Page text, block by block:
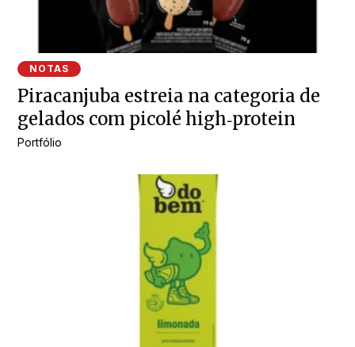
NOTAS
Piracanjuba estreia na categoria de
gelados com picolé high‑protein
Portfólio